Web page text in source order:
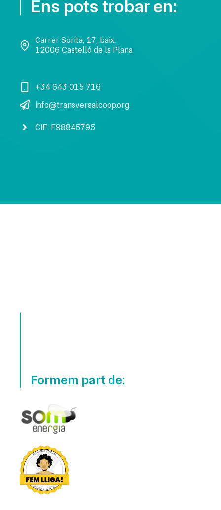
Ens pots trobar en:
Carrer Sorita, 17, baix.
12006 Castelló de la Plana
+34 643 015 716
info@transversalcoop.org
CIF: F98845795
Formem part de: